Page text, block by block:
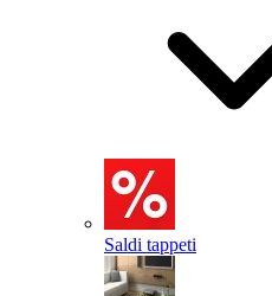
Saldi tappeti